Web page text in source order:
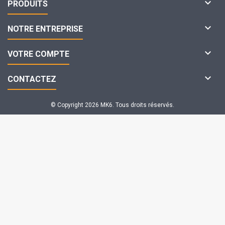
PRODUITS 
NOTRE ENTREPRISE 
VOTRE COMPTE 
CONTACTEZ 
© Copyright 2026 MK6. Tous droits réservés.